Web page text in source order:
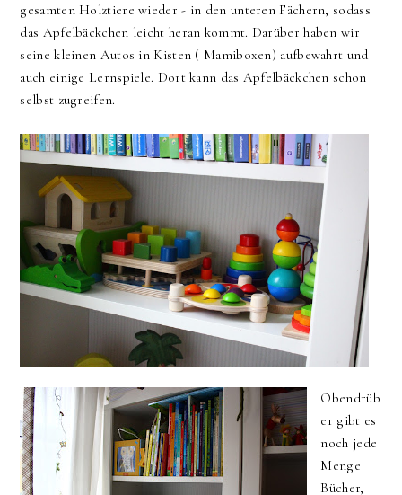
gesamten Holztiere wieder - in den unteren Fächern, sodass
das Apfelbäckchen leicht heran kommt. Darüber haben wir
seine kleinen Autos in Kisten ( Mamiboxen) aufbewahrt und
auch einige Lernspiele. Dort kann das Apfelbäckchen schon
selbst zugreifen.
Obendrüb
er gibt es
noch jede
Menge
Bücher,